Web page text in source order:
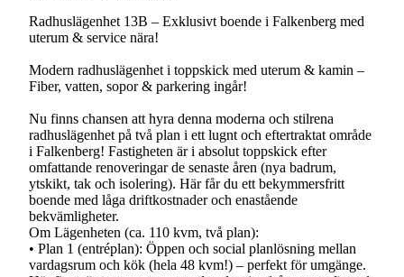
Radhuslägenhet 13B – Exklusivt boende i Falkenberg med
uterum & service nära!
Modern radhuslägenhet i toppskick med uterum & kamin –
Fiber, vatten, sopor & parkering ingår!
Nu finns chansen att hyra denna moderna och stilrena
radhuslägenhet på två plan i ett lugnt och eftertraktat område
i Falkenberg! Fastigheten är i absolut toppskick efter
omfattande renoveringar de senaste åren (nya badrum,
ytskikt, tak och isolering). Här får du ett bekymmersfritt
boende med låga driftkostnader och enastående
bekvämligheter.
Om Lägenheten (ca. 110 kvm, två plan):
• Plan 1 (entréplan): Öppen och social planlösning mellan
vardagsrum och kök (hela 48 kvm!) – perfekt för umgänge.